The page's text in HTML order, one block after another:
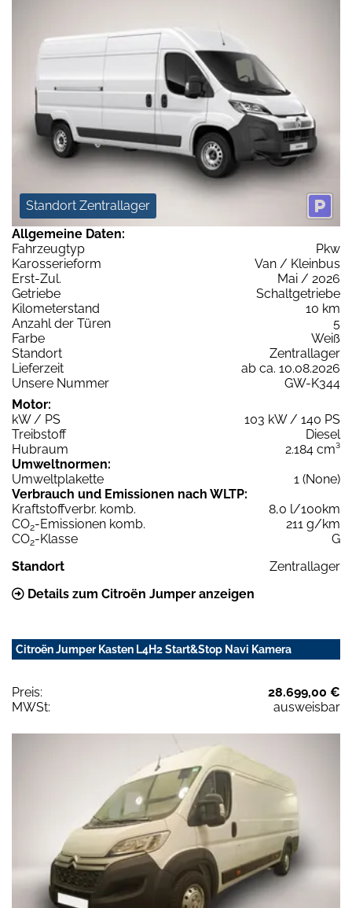
Standort Zentrallager
Allgemeine Daten:
Fahrzeugtyp
Pkw
Karosserieform
Van / Kleinbus
Erst-Zul.
Mai / 2026
Getriebe
Schaltgetriebe
Kilometerstand
10 km
Anzahl der Türen
5
Farbe
Weiß
Standort
Zentrallager
Lieferzeit
ab ca. 10.08.2026
Unsere Nummer
GW-K344
Motor:
kW / PS
103 kW / 140 PS
Treibstoff
Diesel
Hubraum
2.184 cm³
Umweltnormen:
Umweltplakette
1 (None)
Verbrauch und Emissionen nach WLTP:
Kraftstoffverbr. komb.
8,0 l/100km
CO2-Emissionen komb.
211 g/km
CO2-Klasse
G
Standort
Zentrallager
Details zum Citroën Jumper anzeigen
Citroën Jumper Kasten L4H2 Start&Stop Navi Kamera
Preis:
28.699,00 €
MWSt:
ausweisbar